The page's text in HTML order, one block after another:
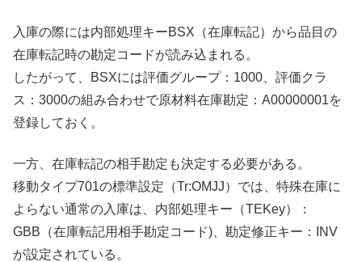
入庫の際には内部処理キーBSX（在庫転記）から品目の
在庫転記時の勘定コードが読み込まれる。
したがって、BSXには評価グループ：1000、評価クラ
ス：3000の組み合わせで原材料在庫勘定：A00000001を
登録しておく。
一方、在庫転記の相手勘定も決定する必要がある。
移動タイプ701の標準設定（Tr:OMJJ）では、特殊在庫に
よらない通常の入庫は、内部処理キー（TEKey）：
GBB（在庫転記用相手勘定コード)、勘定修正キー：INV
が設定されている。